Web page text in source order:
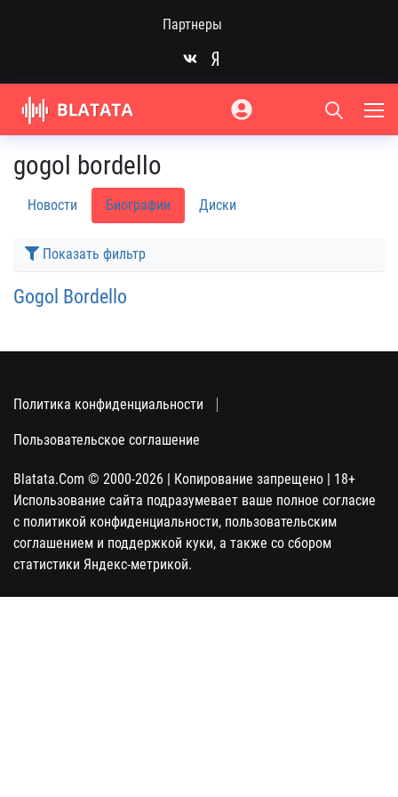
Партнеры
gogol bordello
Новости Биографии Диски
Показать фильтр
Gogol Bordello
Политика конфиденциальности
Пользовательское соглашение
Blatata.Com © 2000-2026 | Копирование запрещено | 18+
Использование сайта подразумевает ваше полное согласие
с политикой конфиденциальности, пользовательским
соглашением и поддержкой куки, а также со сбором
статистики Яндекс-метрикой.